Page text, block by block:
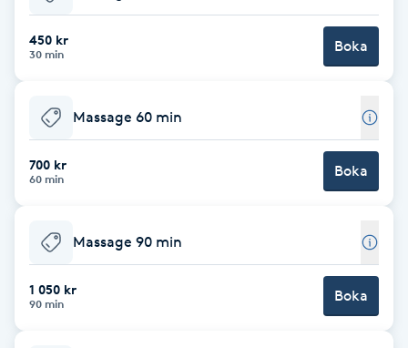
Babylights
Balayage
Barber
Barnklippning
BIAB
Blowout
450 kr
30 min Boka
Massage 60 min
700 kr
60 min Boka
Massage 90 min
1 050 kr
90 min Boka